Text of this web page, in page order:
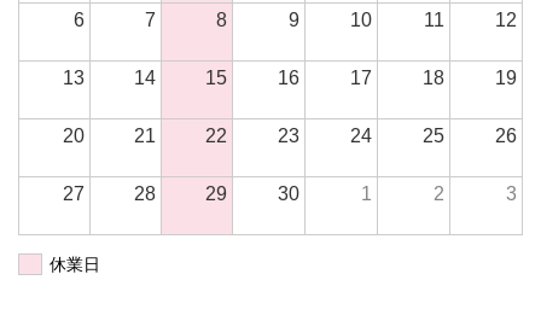
6 7 8 9 10 11 12
13 14 15 16 17 18 19
20 21 22 23 24 25 26
27 28 29 30 1 2 3
休業日